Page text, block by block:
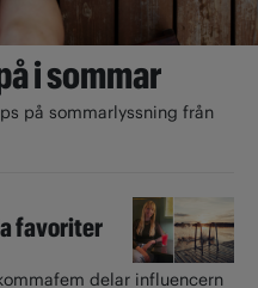
i sommar
på sommarlyssning från
favoriter
delar influencern